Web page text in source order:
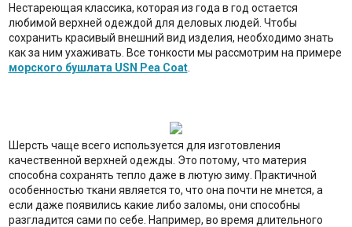
Нестареющая классика, которая из года в год остается
любимой верхней одеждой для деловых людей. Чтобы
сохранить красивый внешний вид изделия, необходимо знать
как за ним ухаживать. Все тонкости мы рассмотрим на примере
морского бушлата USN Pea Coat.
Шерсть чаще всего используется для изготовления
качественной верхней одежды. Это потому, что материя
способна сохранять тепло даже в лютую зиму. Практичной
особенностью ткани является то, что она почти не мнется, а
если даже появились какие либо заломы, они способны
разгладится сами по себе. Например, во время длительного